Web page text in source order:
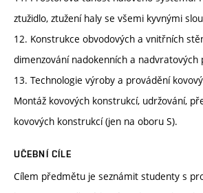
ztužidlo, ztužení haly se všemi kyvnými
12. Konstrukce obvodových a vnitřních
dimenzování nadokenních a nadvratových
13. Technologie výroby a provádění
Montáž kovových konstrukcí, udržování,
kovových konstrukcí (jen na oboru S).
UČEBNÍ CÍLE
Cílem předmětu je seznámit studenty s